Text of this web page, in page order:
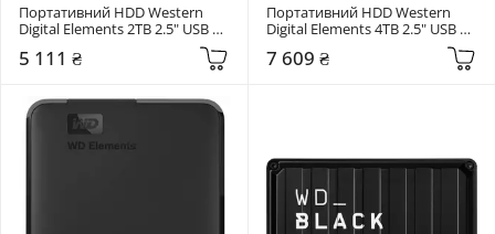
Портативний HDD Western
Digital Elements 2TB 2.5" USB
3.0 Black (WDBU6Y0020BBK-
WESN)
5 111 ₴
Портативний HDD Western
Digital Elements 4TB 2.5" USB
3.0 Black (WDBU6Y0040BBK-
WESN)
7 609 ₴